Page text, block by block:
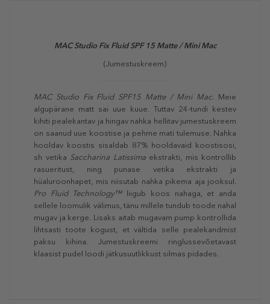
MAC Studio Fix ​Fluid SPF 15 Matte / Mini Mac
(Jumestuskreem)
MAC Studio Fix ​Fluid SPF15 Matte / Mini Mac. Meie
algupärane matt sai uue kuue. Tuttav 24-tundi kestev
kihiti pealekantav ja hingav nahka hellitav jumestuskreem
on saanud uue koostise ja pehme mati tulemuse. Nahka
hooldav koostis sisaldab 87% hooldavaid koostisosi,
sh vetika Saccharina Latissimaekstrakti, mis kontrollib
rasueritust, ning punase vetika ekstrakti ja
hüaluroonhapet, mis niisutab nahka pikema aja jooksul.
Pro Fluid Technology™liigub koos nahaga, et anda
sellele loomulik välimus, tänu millele tundub toode nahal
mugav ja kerge. Lisaks aitab mugavam pump kontrollida
lihtsasti toote kogust, et vältida selle pealekandmist
paksu kihina. Jumestuskreemi ringlussevõetavast
klaasist pudel loodi jätkusuutlikkust silmas pidades.